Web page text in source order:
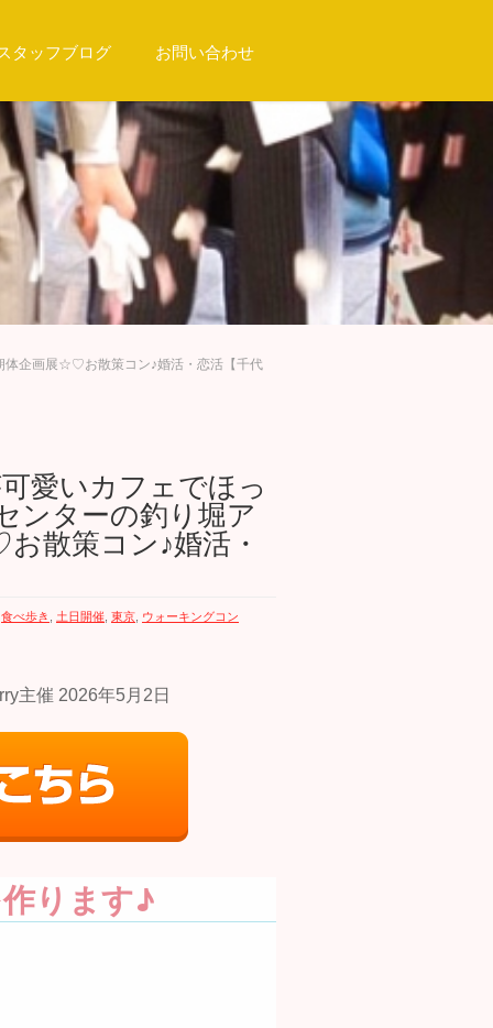
タッフブログ お問い合わせ
体企画展☆♡お散策コン♪婚活・恋活【千代
愛いカフェでほっ
ンターの釣り堀ア
散策コン♪婚活・
食べ歩き 土日開催 東京 ウォーキングコン
ります♪